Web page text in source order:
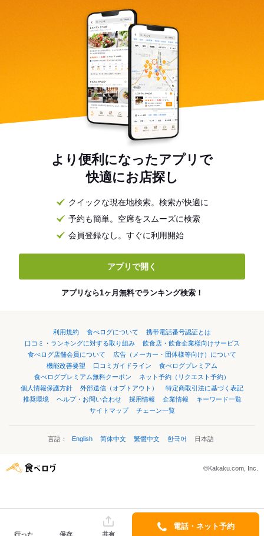
ことも可能です。 ご興味のある方やトライしたい方は、是非
ご相談ください。 （待遇や応募条件・勤務条件に変動なし）
方も多いです。 そして、それぞれの道で成功するノウハウが
当社には備わっています。 配属店舗について
━━━━━━━━ ◆国産黒毛和牛の中でもA5ランクのみを使
用した高級焼き肉店「うしごろ」（客単価1万円～1万5000
「焼肉＆ワイン うしごろバンビーナ」（客単価6000円～1万
別な日のお祝いなどで使われることが多い、落ち着いた雰囲
気の店舗です。 ＼さらに…／ ◎将来性も抜群 キッチンスタッ
フを極めた後は、料理長またはSVを目指すことも！ 現職の部
長・SVも、一般社員からの入社です。 ◎ホールにもトライ
ご興味のある方やトライしたい方は、是非ご相談ください。
より便利になったアプリで
快適にお店探し
クイックな現在地検索。検索が快適に
予約も簡単。空席をスムーズに検索
会員登録なし。すぐに利用開始
アプリで開く
アプリなら1ヶ月無料でランキング検索！
利用規約 食べログについて
携帯電話番号認証とは
口コミ・ランキングに対する取り組み
飲食店・飲食企業様向けサービス
食べログ店舗会員について
広告（メーカー・団体様等向け）について
機能改善要望
口コミガイドライン
食べログプレミアム
食べログプレミアム無料クーポン
ネット予約（リクエスト予約）
個人情報保護方針
外部送信（オプトアウト）
特定商取引法に基づく表記
推奨環境
ヘルプ・お問い合わせ 採用情報 企業情報
キーワード一覧
サイトマップ
チェーン一覧
言語： English 简体中文 繁體中文 한국어 日本語
©Kakaku.com, Inc.
行った 保存 共有
電話・ネット予約